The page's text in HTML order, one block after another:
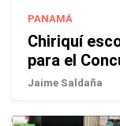
PANAMÁ
Chiriquí
para el
Jaime Saldaña